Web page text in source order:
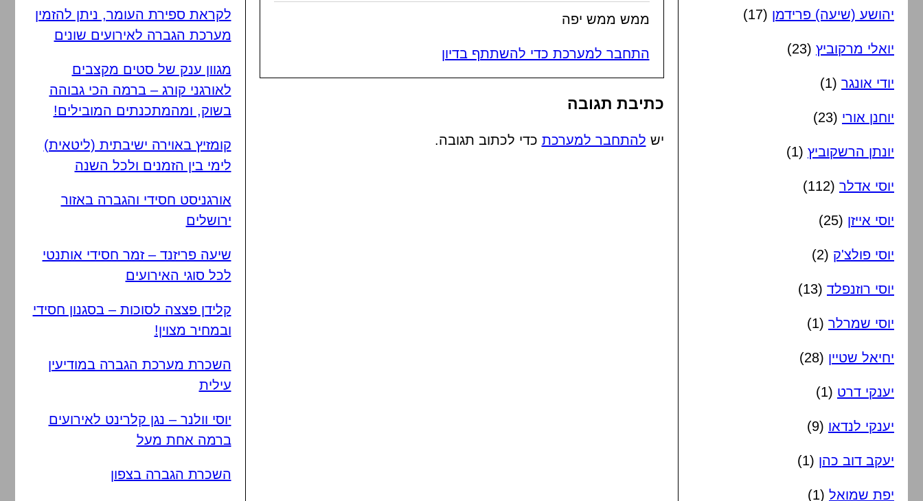
ממש ממש יפה
התחבר למערכת כדי להשתתף בדיון
כתיבת תגובה
יש להתחבר למערכת כדי לכתוב תגובה.
יהושע (שיעה) פרידמן (17)
יואלי מרקוביץ (23)
יודי אונגר (1)
יוחנן אורי (23)
יונתן הרשקוביץ (1)
יוסי אדלר (112)
יוסי אייזן (25)
יוסי פולצ'ק (2)
יוסי רוזנפלד (13)
יוסי שמרלר (1)
יחיאל שטיין (28)
יענקי דרט (1)
יענקי לנדאו (9)
יעקב דוב כהן (1)
יפת שמואל (1)
לקראת ספירת העומר, ניתן להזמין
מערכת הגברה לאירועים שונים
מגוון ענק של סטים מקצבים
לאורגני קורג – ברמה הכי גבוהה
בשוק, ומהמתכנתים המובילים!
קומזיץ באוירה ישיבתית (ליטאית)
לימי בין הזמנים ולכל השנה
אורגניסט חסידי והגברה באזור
ירושלים
שיעה פריזנד – זמר חסידי אותנטי
לכל סוגי האירועים
קלידן פצצה לסוכות – בסגנון חסידי
ובמחיר מצוין!
השכרת מערכת הגברה במודיעין
עילית
יוסי וולנר – נגן קלרינט לאירועים
ברמה אחת מעל
השכרת הגברה בצפון